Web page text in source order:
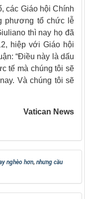
các Giáo hội Chính
phương tổ chức lễ
thì nay họ đã
hiệp với Giáo hội
“Điều này là dấu
tế mà chúng tôi sẽ
Và chúng tôi sẽ
Vatican News
nghèo hơn, nhưng cầu